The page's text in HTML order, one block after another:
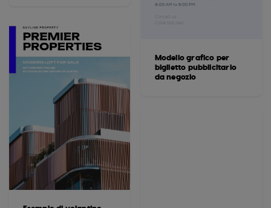
Modello grafico per
biglietto pubblicitario
da negozio